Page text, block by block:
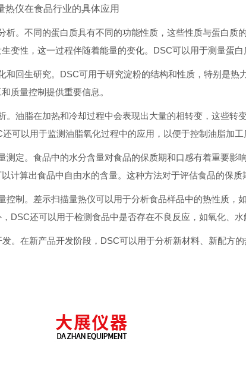
仪在食品行业的具体应用
。不同的蛋白质具有不同的功能性质，这些性质与蛋白质
变性，这一过程伴随着能量的变化。DSC可以用于测量蛋
回生研究。DSC可用于研究淀粉的结构和性质，特别是热
和质量控制提供重要信息。
油脂在加热和冷却过程中会表现出大量的相转变，这些转
还可以用于监测油脂氧化过程中的应用，以便于控制油脂加
定。食品中的水分含量对食品的保质期和口感有着重要影
计算出食品中自由水的含量。这种方法对于评估食品的保
制。差示扫描量热仪可以用于分析食品样品中的热性质，
，DSC还可以用于检测食品中是否存在不良反应，如氧化、
。在新产品开发阶段，DSC可以用于分析新材料、新配方的